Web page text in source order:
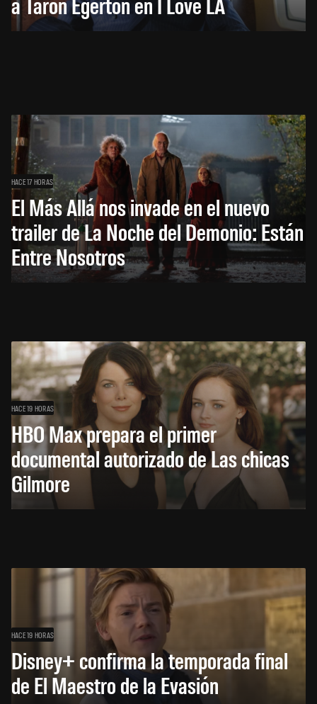
HACE 17 HORAS
El Más Allá nos invade en el nuevo
trailer de La Noche del Demonio: Están
Entre Nosotros
HACE 19 HORAS
HBO Max prepara el primer
documental autorizado de Las chicas
Gilmore
HACE 19 HORAS
Disney+ confirma la temporada final
de El Maestro de la Evasión